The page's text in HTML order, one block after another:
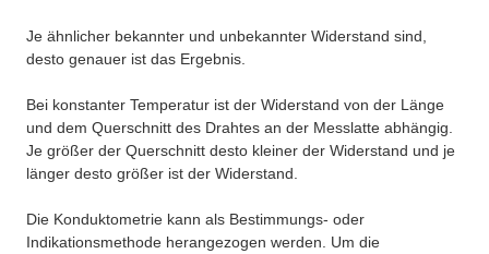
Je ähnlicher bekannter und unbekannter Widerstand sind,
desto genauer ist das Ergebnis.
Bei konstanter Temperatur ist der Widerstand von der Länge
und dem Querschnitt des Drahtes an der Messlatte abhängig.
Je größer der Querschnitt desto kleiner der Widerstand und je
länger desto größer ist der Widerstand.
Die Konduktometrie kann als Bestimmungs- oder
Indikationsmethode herangezogen werden. Um die